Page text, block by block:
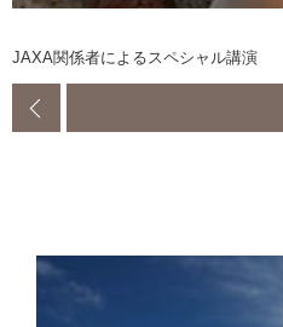
JAXA関係者によるスペシャル講演